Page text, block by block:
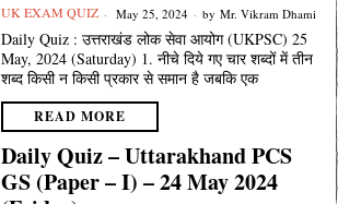
UK EXAM QUIZ May 25, 2024 by Mr. Vikram Dhami
Daily Quiz : उत्तराखंड लोक सेवा आयोग (UKPSC) 25
May, 2024 (Saturday) 1. नीचे दिये गए चार शब्दों में तीन
शब्द किसी न किसी प्रकार से समान है जबकि एक
READ MORE
Daily Quiz – Uttarakhand PCS
GS (Paper – I) – 24 May 2024